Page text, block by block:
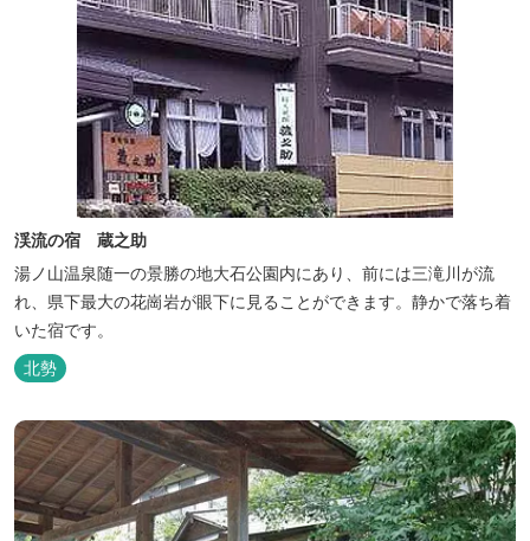
渓流の宿 蔵之助
湯ノ山温泉随一の景勝の地大石公園内にあり、前には三滝川が流
れ、県下最大の花崗岩が眼下に見ることができます。静かで落ち着
いた宿です。
北勢